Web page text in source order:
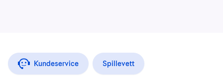
Kundeservice Spillevett